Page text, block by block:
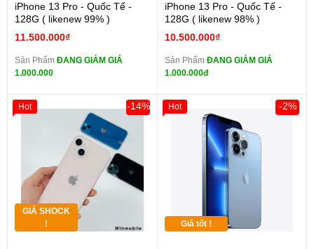
iPhone 13 Pro - Quốc Tế -
128G ( likenew 99% )
11.500.000₫
Sản Phẩm ĐANG GIẢM GIÁ
1.000.000
iPhone 13 Pro - Quốc Tế -
128G ( likenew 98% )
10.500.000₫
Sản Phẩm ĐANG GIẢM GIÁ
1.000.000đ
GIÁ SHOCK
!
-14%
Hot
Giá tốt !
-2%
Hot